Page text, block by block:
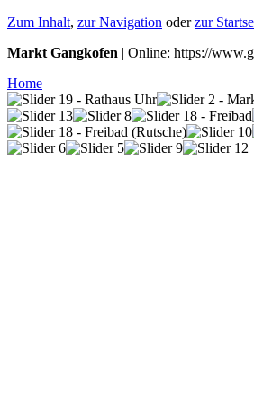
Zum Inhalt, zur Navigation oderzur
Markt Gangkofen | Online: https://
Home